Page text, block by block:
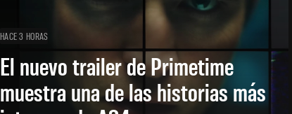
HACE 3 HORAS
El nuevo trailer de Primetime
muestra una de las historias más